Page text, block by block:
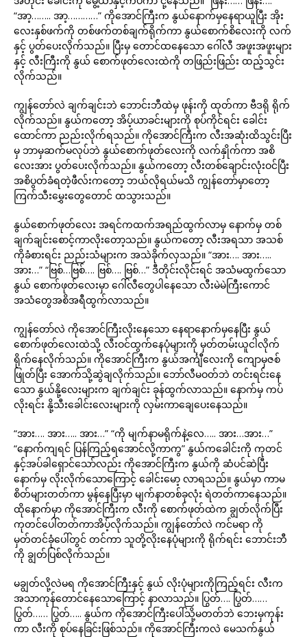
“အာ့…….. အာ့…………” ကိုအောင်ကြီးက နွယ်နောက်မှနေရာယူပြီး အိုး
လေးနှစ်ဖက်ကို တစ်ဖက်တစ်ချက်ရိုက်ကာ နွယ်စောက်စိလေးကို လက်
နှင့် ပွတ်ပေးလိုက်သည်။ ပြီးမှ တောင်ထနေသော ဂေါ်လီ အဖူးအဖူးများ
နှင့် လီးကြီးကို နွယ် စောက်ဖုတ်လေးထဲကို တဖြည်းဖြည်း ထည့်သွင်း
လိုက်သည်။
ကျွန်တော်လဲ ချက်ချင်းဘဲ ဘောင်းဘီထဲမှ ဖုန်းကို ထုတ်ကာ ဗီဒရို ရိုက်
လိုက်သည်။ နွယ်ကတော့ အိပ့်ယာခင်းများကို စုပ်ကိုင်ရင်း ခေါင်း
ထောင်ကာ ညည်းလိုက်ရသည်။ ကိုအောင်ကြီးက လီးအဆုံးထိသွင်းပြီး
မှ ဘာမှဆက်မလုပ်ဘဲ နွယ်စောက်ဖုတ်လေးကို လက်နှိုက်ကာ အစိ
လေးအား ပွတ်ပေးလိုက်သည်။ နွယ်ကတော့ လီးတစ်ချောင်းလုံးဝင်ပြီး
အစိပွတ်ခံရတဲ့ဖီလ်းကတော့ ဘယ်လိုရယ်မသိ ကျွန်တော်မှာတော့
ကြက်သီးမွှေးတွေတောင် ထသွားသည်။
နွယ်စောက်ဖုတ်လေး အရင်ကထက်အရည်ထွက်လာမှ နောက်မှ တစ်
ချက်ချင်းစောင့်ကာလိုးတော့သည်။ နွယ်ကတော့ လီးအရသာ အသစ်
ကိုခံစားရင်း ညည်းသံများက အသဲခိုက်လှသည်။ “အား…. အား…..
အား…” “ဗြစ်…ဗြစ်…. ဗြစ်…. ဗြစ်…” ဒီတိုင်းလိုင်းရင် အသံမထွက်သော
နွယ် စောက်ဖုတ်လေးမှာ ဂေါ်လီတွေပါနေသော လီးမဲမဲကြီးကောင်
အသံတွေအစိအရီထွက်လာသည်။
ကျွန်တော်လဲ ကိုအောင်ကြီးလိုးနေသော နေရာနောက်မှနေပြီး နွယ်
စောက်ဖုတ်လေးထဲသို့ လီးဝင်ထွက်နေပုံများကို မှတ်တမ်းယူငါလိုက်
ရိုက်နေလိုက်သည်။ ကိုအောင်ကြီးက နွယ်အင်္ကျီလေးကို ကျောမှဇစ်
ဖြုတ်ပြီး အောက်သို့ဆွဲချလိုက်သည်။ ဘော်လီမဝတ်ဘဲ တင်းရင်းနေ
သော နွယ်နို့လေးများက ချက်ချင်း ခုန်ထွက်လာသည်။ နောက်မှ ကပ်
လိုးရင်း နို့သီးခေါင်းလေးများကို လှမ်းကာချေပေးနေသည်။
“အား…. အား….. အား…” “ကို မျက်နာမရိုက်နဲ့လေ….. အား…အား…”
“နောက်ကျရင် ပြန်ကြည့်ရအောင်လို့ကာကွ” နွယ်ကခေါင်းကို ကုတင်
နှင့်အပ်ခါရှောင်သော်လည်း ကိုအောင်ကြီးက နွယ်ကို ဆံပင်ဆဲပြီး
နောက်မှ လိုးလိုက်သောကြောင့် ခေါင်းမော့ လာရသည်။ နွယ်မှာ ကာမ
စိတ်များတတ်ကာ မွန်နေပြီးမှာ မျက်နာတစ်ခုလုံး ရဲတတ်ကာနေသည်။
ထိုနောက်မှာ ကိုအောင်ကြီးက လီးကို စောက်ဖုတ်ထဲက ချွတ်လိုက်ပြီး
ကုတင်ပေါ်တတ်ကာအိပ့်လိုက်သည်။ ကျွန်တော်လဲ ကင်မရာ ကို
မှတ်တင်ခုံပေါ်တွင် တင်ကာ သူတို့လိုးနေပုံများကို ရိုက်ရင်း ဘောင်းဘီ
ကို ချွတ်ပြစ်လိုက်သည်။
မချွတ်လို့လဲမရ ကိုအောင်ကြီးနှင့် နွယ် လိုးပုံများကိုကြည့်ရင်း လီးက
အသာကုန်တောင်နေသောကြောင့် နာလာသည်။ ပြွတ်…. ပြွတ်……
ပြွတ်…… ပြွတ်….. နွယ်က ကိုအောင်ကြီးပေါ်သို့မတတ်ဘဲ ဘေးမှကုန်း
ကာ လီးကို စုပ်နေခြင်းဖြစ်သည်။ ကိုအောင်ကြီးကလဲ မေသက်နွယ်